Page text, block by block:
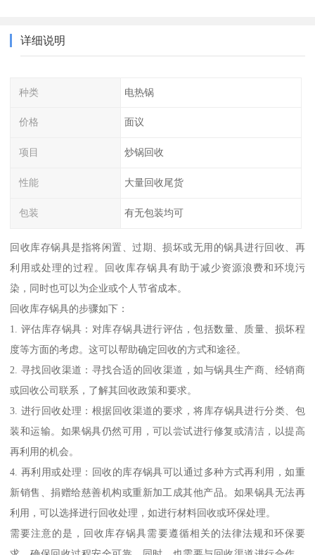
详细说明
种类 电热锅
价格 面议
项目 炒锅回收
性能 大量回收尾货
包装 有无包装均可
回收库存锅具是指将闲置、过期、损坏或无用的锅具进行回收、再
利用或处理的过程。回收库存锅具有助于减少资源浪费和环境污
染，同时也可以为企业或个人节省成本。
回收库存锅具的步骤如下：
1. 评估库存锅具：对库存锅具进行评估，包括数量、质量、损坏程
度等方面的考虑。这可以帮助确定回收的方式和途径。
2. 寻找回收渠道：寻找合适的回收渠道，如与锅具生产商、经销商
或回收公司联系，了解其回收政策和要求。
3. 进行回收处理：根据回收渠道的要求，将库存锅具进行分类、包
装和运输。如果锅具仍然可用，可以尝试进行修复或清洁，以提高
再利用的机会。
4. 再利用或处理：回收的库存锅具可以通过多种方式再利用，如重
新销售、捐赠给慈善机构或重新加工成其他产品。如果锅具无法再
利用，可以选择进行回收处理，如进行材料回收或环保处理。
需要注意的是，回收库存锅具需要遵循相关的法律法规和环保要